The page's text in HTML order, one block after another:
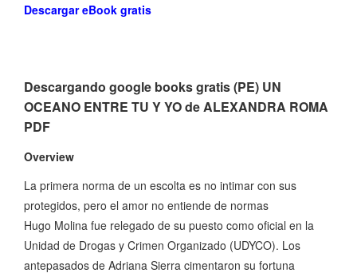
Descargar eBook gratis
Descargando google books gratis (PE) UN
OCEANO ENTRE TU Y YO de ALEXANDRA ROMA
PDF
Overview
La primera norma de un escolta es no intimar con sus
protegidos, pero el amor no entiende de normas
Hugo Molina fue relegado de su puesto como oficial en la
Unidad de Drogas y Crimen Organizado (UDYCO). Los
antepasados de Adriana Sierra ci­mentaron su fortuna